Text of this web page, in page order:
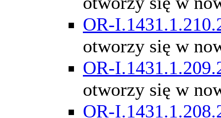
OR-
otworzy się w
OR-
otworzy się w
OR-